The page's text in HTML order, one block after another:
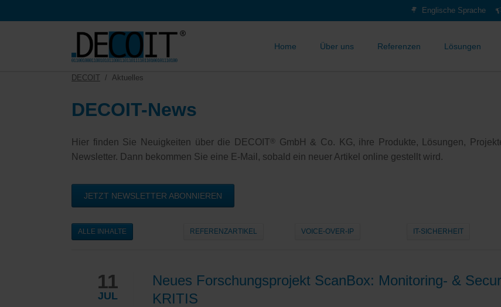
Englische Sprache
Home Über uns Referenzen Lösungen
DECOIT Aktuelles
DECOIT-News
Hier finden Sie Neuigkeiten über die DECOIT ®
GmbH & Co. KG, ihre Produkte, Lösungen,
Newsletter. Dann bekommen Sie eine E-Mail, sobald ein neuer Artikel online gestellt wird.
JETZT NEWSLETTER ABONNIEREN
ALLE INHALTE REFERENZARTIKEL VOICE-OVER-IP IT-SICHERHEIT
11
JUL
Neues Forschungsprojekt ScanBox: Monitoring- &
KRITIS